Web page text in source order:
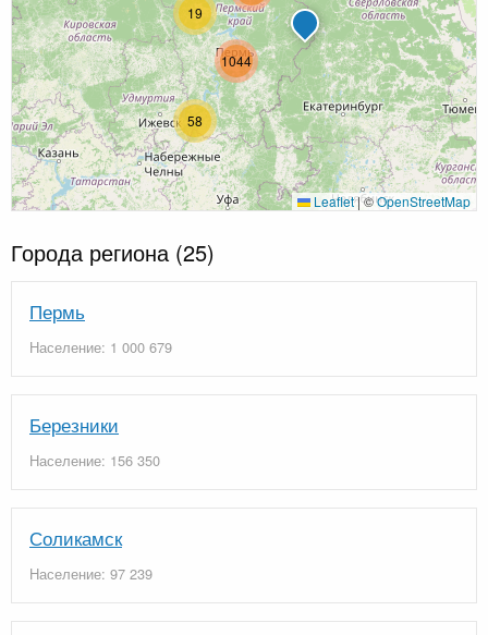
19
58
1044
Leaflet|©OpenStreetMap
Города региона (25)
Пермь
Население: 1 000 679
Березники
Население: 156 350
Соликамск
Население: 97 239